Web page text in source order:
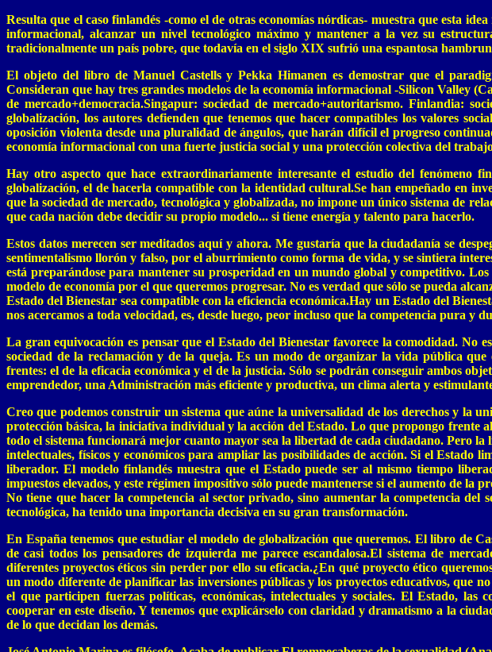
Resulta que el caso finlandés -como el de otras economías nórdicas- muestra que esta
informacional, alcanzar un nivel tecnológico máximo y mantener a la vez su
tradicionalmente un país pobre, que todavía en el siglo XIX sufrió una espantosa
El objeto del libro de Manuel Castells y Pekka Himanen es demostrar que el
Consideran que hay tres grandes modelos de la economía informacional -Silicon Valley
de mercado+democracia.Singapur: sociedad de mercado+autoritarismo. Finlandia:
globalización, los autores defienden que tenemos que hacer compatibles los valores
oposición violenta desde una pluralidad de ángulos, que harán difícil el progreso
economía informacional con una fuerte justicia social y una protección colectiva del
Hay otro aspecto que hace extraordinariamente interesante el estudio del fenómeno
globalización, el de hacerla compatible con la identidad cultural.Se han empeñado en
que la sociedad de mercado, tecnológica y globalizada, no impone un único sistema de
que cada nación debe decidir su propio modelo... si tiene energía y talento para hacerlo.
Estos datos merecen ser meditados aquí y ahora. Me gustaría que la ciudadanía se
sentimentalismo llorón y falso, por el aburrimiento como forma de vida, y se sintiera
está preparándose para mantener su prosperidad en un mundo global y competitivo.
modelo de economía por el que queremos progresar. No es verdad que sólo se pueda
Estado del Bienestar sea compatible con la eficiencia económica.Hay un Estado del
nos acercamos a toda velocidad, es, desde luego, peor incluso que la competencia pura y
La gran equivocación es pensar que el Estado del Bienestar favorece la comodidad. No
sociedad de la reclamación y de la queja. Es un modo de organizar la vida pública
frentes: el de la eficacia económica y el de la justicia. Sólo se podrán conseguir ambos
emprendedor, una Administración más eficiente y productiva, un clima alerta y
Creo que podemos construir un sistema que aúne la universalidad de los derechos y la
protección básica, la iniciativa individual y la acción del Estado. Lo que propongo frente
todo el sistema funcionará mejor cuanto mayor sea la libertad de cada ciudadano. Pero
intelectuales, físicos y económicos para ampliar las posibilidades de acción. Si el
liberador. El modelo finlandés muestra que el Estado puede ser al mismo tiempo
impuestos elevados, y este régimen impositivo sólo puede mantenerse si el aumento de
No tiene que hacer la competencia al sector privado, sino aumentar la competencia
tecnológica, ha tenido una importancia decisiva en su gran transformación.
En España tenemos que estudiar el modelo de globalización que queremos. El libro de
de casi todos los pensadores de izquierda me parece escandalosa.El sistema de
diferentes proyectos éticos sin perder por ello su eficacia.¿En qué proyecto ético
un modo diferente de planificar las inversiones públicas y los proyectos educativos, que
el que participen fuerzas políticas, económicas, intelectuales y sociales. El Estado, las
cooperar en este diseño. Y tenemos que explicárselo con claridad y dramatismo a la
de lo que decidan los demás.